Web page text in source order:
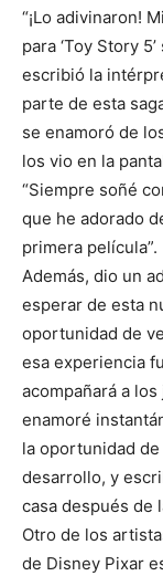
“¡Lo adivinaron!
para ‘Toy Story
escribió la
parte de esta
se enamoró de
los vio en la
“Siempre soñé
que he adorado
primera película”.
Además, dio un
esperar de esta
oportunidad de
esa experiencia
acompañará a
enamoré
la oportunidad
desarrollo, y
casa después de
Otro de los
de Disney Pixar